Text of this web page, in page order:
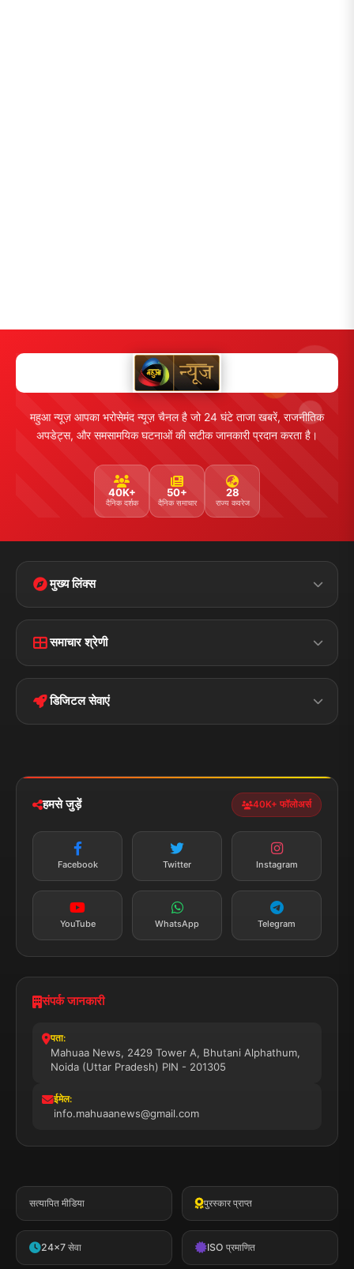
महुआ न्यूज़ आपका भरोसेमंद न्यूज़ चैनल है जो 24 घंटे ताजा खबरें, राजनीतिक
अपडेट्स, और समसामयिक घटनाओं की सटीक जानकारी प्रदान करता है।
40K+
दैनिक दर्शक
50+
दैनिक समाचार
28
राज्य कवरेज
मुख्य लिंक्स
Disclaimer
Terms &
Privacy Policy
समाचार श्रेणी
पॉलिटिकल झारखण्ड
डिजिटल सेवाएं
न्यूज़ अलर्ट
सब्सक्राइब करें
हमसे जुड़ें 40K+ फॉलोअर्स
Facebook Twitter Instagram
YouTube WhatsApp Telegram
संपर्क जानकारी
पता:
Mahuaa News, 2429 Tower A, Bhutani Alphathum,
Noida (Uttar Pradesh) PIN - 201305
ईमेल:
info.mahuaanews@gmail.com
सत्यापित मीडिया पुरस्कार प्राप्त
24x7 सेवा ISO प्रमाणित